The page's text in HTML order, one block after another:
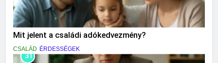
Mit jelent a családi adókedvezmény?
CSALÁD ÉRDESSÉGEK
31